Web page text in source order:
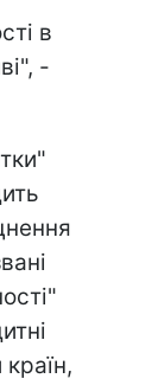
в
-
країн,